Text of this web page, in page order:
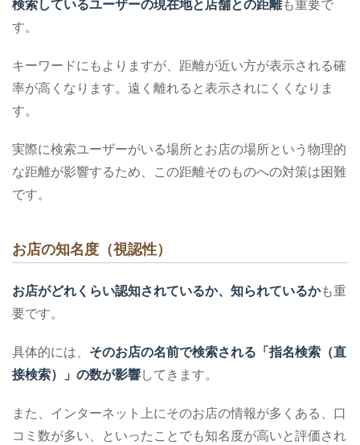
検索しているユーザーの現在地と店舗との距離も重要で
す。
キーワードにもよりますが、距離が近い方が表示される確
率が高くなります。遠く離れると表示されにくくなりま
す。
実際に検索ユーザーがいる場所とお店の場所という物理的
な距離が影響するため、この距離そのものへの対策は困難
です。
お店の知名度（視認性）
お店がどれくらい認知されているか、知られているかも重
要です。
具体的には、 そのお店の名前で検索される「指名検索（直
接検索）」の数が影響してきます。
また、インターネット上にそのお店の情報が多くある、口
コミ数が多い、といったことでも知名度が高いと評価され